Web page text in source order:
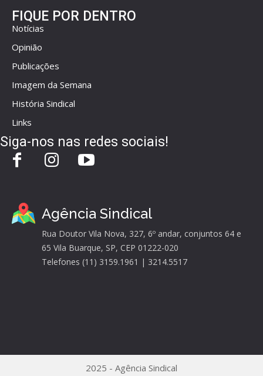
FIQUE POR DENTRO
Notícias
Opinião
Publicações
Imagem da Semana
História Sindical
Links
Siga-nos nas redes sociais!
Agência Sindical
Rua Doutor Vila Nova, 327, 6º andar, conjuntos 64 e
65 Vila Buarque, SP, CEP 01222-020
Telefones (11) 3159.1961 | 3214.5517
2025 - Agência Sindical